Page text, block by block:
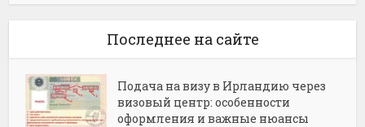
Последнее на сайте
Подача на визу в Ирландию через
визовый центр: особенности
оформления и важные нюансы